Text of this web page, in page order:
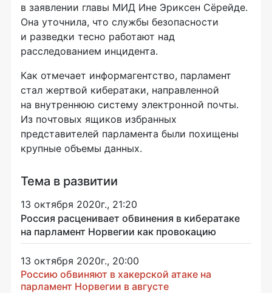
в заявлении главы МИД Ине Эриксен Сёрейде.
Она уточнила, что службы безопасности
и разведки тесно работают над
расследованием инцидента.
Как отмечает информагентство, парламент
стал жертвой кибератаки, направленной
на внутреннюю систему электронной почты.
Из почтовых ящиков избранных
представителей парламента были похищены
крупные объемы данных.
Тема в развитии
13 октября 2020г., 21:20
Россия расценивает обвинения в кибератаке
на парламент Норвегии как провокацию
13 октября 2020г., 20:00
Россию обвиняют в хакерской атаке на
парламент Норвегии в августе